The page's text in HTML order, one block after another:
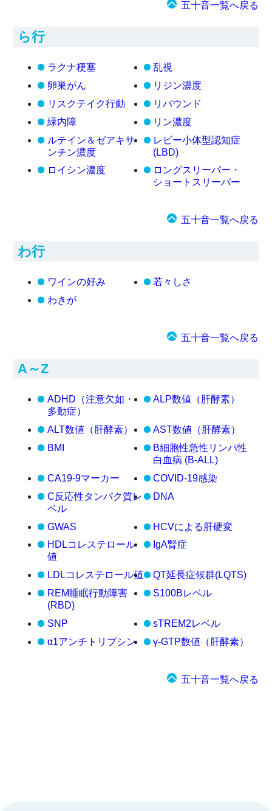
五十音一覧へ戻る
ら行
ラクナ梗塞
乱視
卵巣がん
リジン濃度
リスクテイク行動
リバウンド
緑内障
リン濃度
ルテイン＆ゼアキサ
ンチン濃度
レビー小体型認知症
(LBD)
ロイシン濃度
ロングスリーパー・
ショートスリーパー
五十音一覧へ戻る
わ行
ワインの好み
若々しさ
わきが
五十音一覧へ戻る
A～Z
ADHD（注意欠如・
多動症）
ALP数値（肝酵素）
ALT数値（肝酵素）
AST数値（肝酵素）
BMI
B細胞性急性リンパ性
白血病 (B-ALL)
CA19-9マーカー
COVID-19感染
C反応性タンパク質レ
ベル
DNA
GWAS
HCVによる肝硬変
HDLコレステロール
値
IgA腎症
LDLコレステロール値
QT延長症候群(LQTS)
REM睡眠行動障害
(RBD)
S100Bレベル
SNP
sTREM2レベル
α1アンチトリプシン
γ-GTP数値（肝酵素）
五十音一覧へ戻る